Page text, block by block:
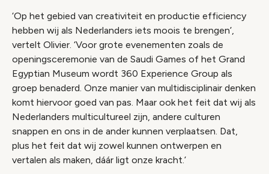
‘Op het gebied van creativiteit en productie efficiency
hebben wij als Nederlanders iets moois te brengen’,
vertelt Olivier. ‘Voor grote evenementen zoals de
openingsceremonie van de Saudi Games of het Grand
Egyptian Museum wordt 360 Experience Group als
groep benaderd. Onze manier van multidisciplinair denken
komt hiervoor goed van pas. Maar ook het feit dat wij als
Nederlanders multicultureel zijn, andere culturen
snappen en ons in de ander kunnen verplaatsen. Dat,
plus het feit dat wij zowel kunnen ontwerpen en
vertalen als maken, dáár ligt onze kracht.’